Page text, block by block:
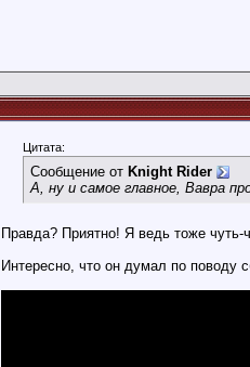
Цитата:
Сообщение от Knight Rider
А, ну и самое главное, Вавра
Правда? Приятно! Я ведь тоже чуть-
Интересно, что он думал по поводу